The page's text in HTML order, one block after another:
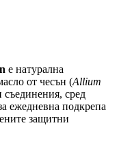
е натурална
от чесън (Allium
съединения, сред
ежедневна подкрепа
защитни